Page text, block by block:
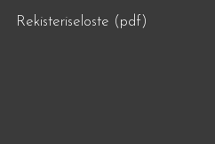
Rekisteriseloste (pdf)